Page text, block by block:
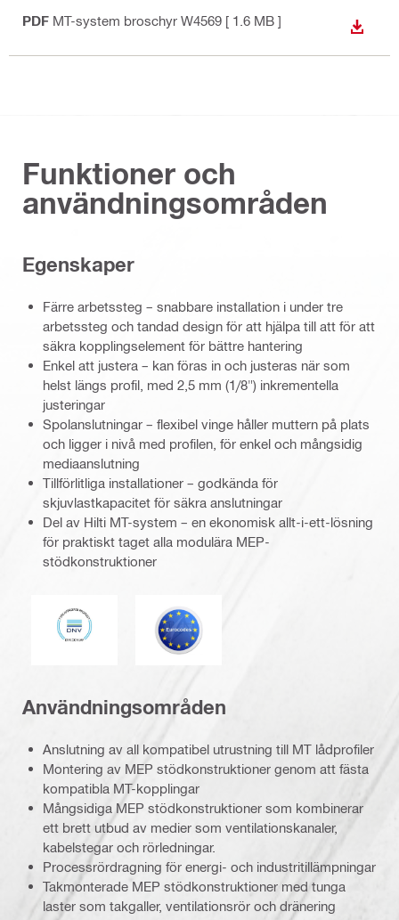
PDF MT-system broschyr W4569 [ 1.6 MB ]
LADDA
Funktioner och
användningsområden
Egenskaper
Färre arbetssteg – snabbare installation i under tre
arbetssteg och tandad design för att hjälpa till att för att
säkra kopplingselement för bättre hantering
Enkel att justera – kan föras in och justeras när som
helst längs profil, med 2,5 mm (1/8") inkrementella
justeringar
Spolanslutningar – flexibel vinge håller muttern på plats
och ligger i nivå med profilen, för enkel och mångsidig
mediaanslutning
Tillförlitliga installationer – godkända för
skjuvlastkapacitet för säkra anslutningar
Del av Hilti MT-system – en ekonomisk allt-i-ett-lösning
för praktiskt taget alla modulära MEP-
stödkonstruktioner
DNV Eurokod
Användningsområden
Anslutning av all kompatibel utrustning till MT lådprofiler
Montering av MEP stödkonstruktioner genom att fästa
kompatibla MT-kopplingar
Mångsidiga MEP stödkonstruktioner som kombinerar
ett brett utbud av medier som ventilationskanaler,
kabelstegar och rörledningar.
Processrördragning för energi- och industritillämpningar
Takmonterade MEP stödkonstruktioner med tunga
laster som takgaller, ventilationsrör och dränering